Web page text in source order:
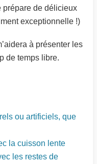
prépare de délicieux
exceptionnelle !)
à présenter les
de temps libre.
ou artificiels, que
la cuisson lente
les restes de